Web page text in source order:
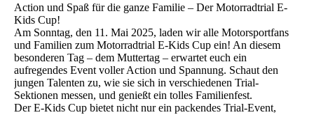
Action und Spaß für die ganze Familie – Der Motorradtrial E-
Kids Cup!
Am Sonntag, den 11. Mai 2025, laden wir alle Motorsportfans
und Familien zum Motorradtrial E-Kids Cup ein! An diesem
besonderen Tag – dem Muttertag – erwartet euch ein
aufregendes Event voller Action und Spannung. Schaut den
jungen Talenten zu, wie sie sich in verschiedenen Trial-
Sektionen messen, und genießt ein tolles Familienfest.
Der E-Kids Cup bietet nicht nur ein packendes Trial-Event,